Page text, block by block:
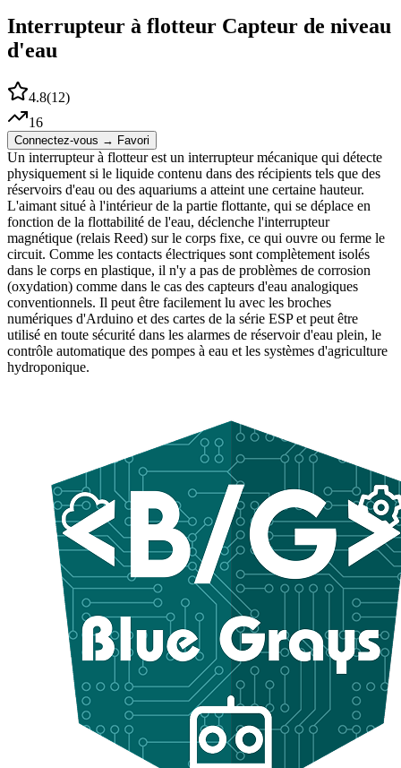
Interrupteur à flotteur Capteur de niveau
d'eau
4.8(12)
16
Connectez-vous → Favori
Un interrupteur à flotteur est un interrupteur mécanique qui détecte
physiquement si le liquide contenu dans des récipients tels que des
réservoirs d'eau ou des aquariums a atteint une certaine hauteur.
L'aimant situé à l'intérieur de la partie flottante, qui se déplace en
fonction de la flottabilité de l'eau, déclenche l'interrupteur
magnétique (relais Reed) sur le corps fixe, ce qui ouvre ou ferme le
circuit. Comme les contacts électriques sont complètement isolés
dans le corps en plastique, il n'y a pas de problèmes de corrosion
(oxydation) comme dans le cas des capteurs d'eau analogiques
conventionnels. Il peut être facilement lu avec les broches
numériques d'Arduino et des cartes de la série ESP et peut être
utilisé en toute sécurité dans les alarmes de réservoir d'eau plein, le
contrôle automatique des pompes à eau et les systèmes d'agriculture
hydroponique.